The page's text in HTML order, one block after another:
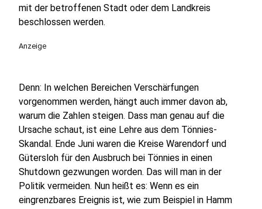
mit der betroffenen Stadt oder dem Landkreis
beschlossen werden.
Anzeige
Denn: In welchen Bereichen Verschärfungen
vorgenommen werden, hängt auch immer davon ab,
warum die Zahlen steigen. Dass man genau auf die
Ursache schaut, ist eine Lehre aus dem Tönnies-
Skandal. Ende Juni waren die Kreise Warendorf und
Gütersloh für den Ausbruch bei Tönnies in einen
Shutdown gezwungen worden. Das will man in der
Politik vermeiden. Nun heißt es: Wenn es ein
eingrenzbares Ereignis ist, wie zum Beispiel in Hamm